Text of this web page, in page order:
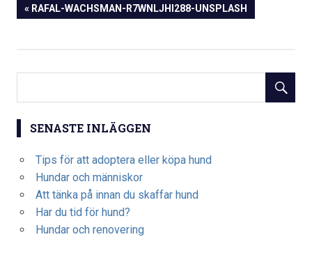
Inläggsnavigering
PREVIOUS
RAFAL-WACHSMAN-R7WNLJHI288-UNSPLASH
SENASTE INLÄGGEN
Tips för att adoptera eller köpa hund
Hundar och människor
Att tänka på innan du skaffar hund
Har du tid för hund?
Hundar och renovering